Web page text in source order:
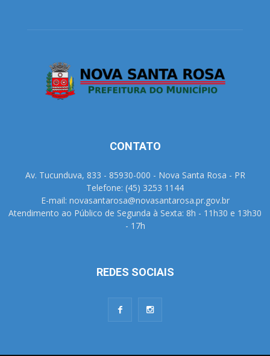
CONTATO
Av. Tucunduva, 833 - 85930-000 - Nova Santa Rosa - PR
Telefone: (45) 3253 1144
E-mail: novasantarosa@novasantarosa.pr.gov.br
Atendimento ao Público de Segunda à Sexta: 8h - 11h30 e 13h30
- 17h
REDES SOCIAIS